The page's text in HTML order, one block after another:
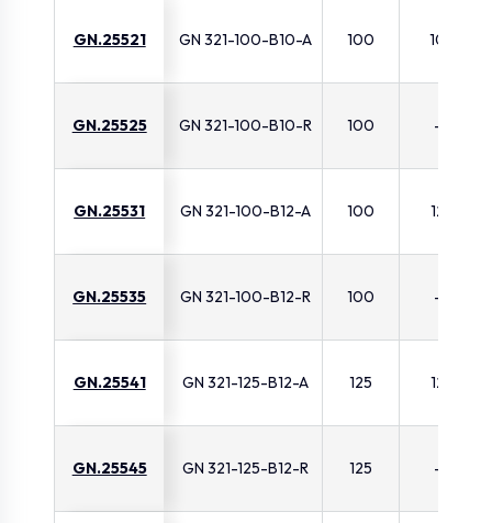
GN.25521 GN 321-100-B10-A 100 10
GN.25525 GN 321-100-B10-R 100 -
GN.25531 GN 321-100-B12-A 100 12
GN.25535 GN 321-100-B12-R 100 -
GN.25541 GN 321-125-B12-A 125 12
GN.25545 GN 321-125-B12-R 125 -